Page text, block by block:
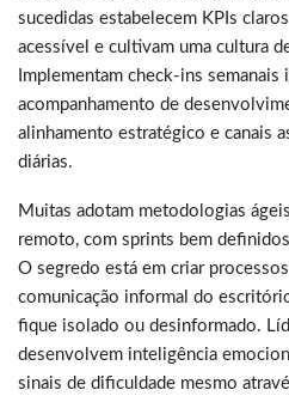
sucedidas estabelecem KPIs
acessível e cultivam uma cultura
Implementam check-ins semanais
acompanhamento de
alinhamento estratégico e canais
diárias.
Muitas adotam metodologias
remoto, com sprints bem
O segredo está em criar
comunicação informal do
fique isolado ou desinformado.
desenvolvem inteligência
sinais de dificuldade mesmo